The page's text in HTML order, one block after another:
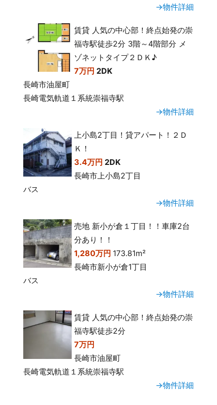
→物件詳細
賃貸 人気の中心部！終点始発の崇
福寺駅徒歩2分 3階～4階部分 メ
ゾネットタイプ２ＤＫ♪
7万円 2DK
長崎市油屋町
長崎電気軌道１系統崇福寺駅
→物件詳細
上小島2丁目！貸アパート！２Ｄ
Ｋ！
3.4万円 2DK
長崎市上小島2丁目
バス
→物件詳細
売地 新小が倉１丁目！！車庫2台
分あり！！
1,280万円 173.81m²
長崎市新小が倉1丁目
バス
→物件詳細
賃貸 人気の中心部！終点始発の崇
福寺駅徒歩2分
7万円
長崎市油屋町
長崎電気軌道１系統崇福寺駅
→物件詳細